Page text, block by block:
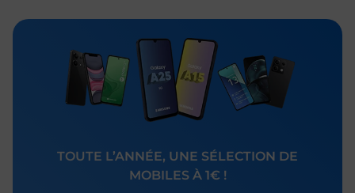
TOUTE L’ANNÉE, UNE SÉLECTION DE
MOBILES À 1€ !